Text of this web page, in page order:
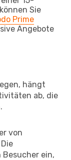
Sie
Prime
Angebote
hängt
ab, die
von
Besucher ein,